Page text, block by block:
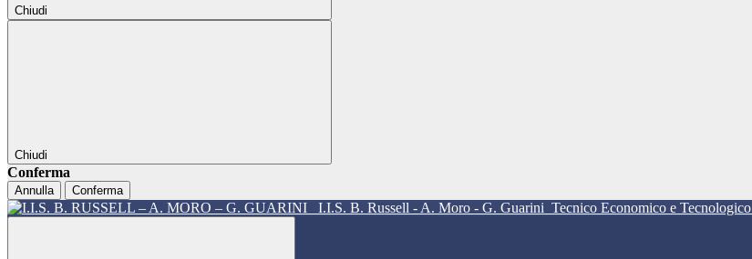
Chiudi
Chiudi
Conferma
Annulla Conferma
I.I.S. B. Russell - A. Moro - G. Guarini Tecnico Economico e Tecnologico